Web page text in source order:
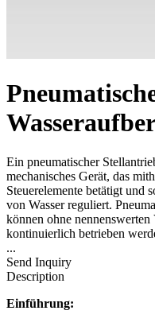
Ein pneumatischer
mechanisches Gerät, das
Steuerelemente betätigt und
von Wasser reguliert.
können ohne
kontinuierlich betrieben
...
Send Inquiry
Description
Einführung: